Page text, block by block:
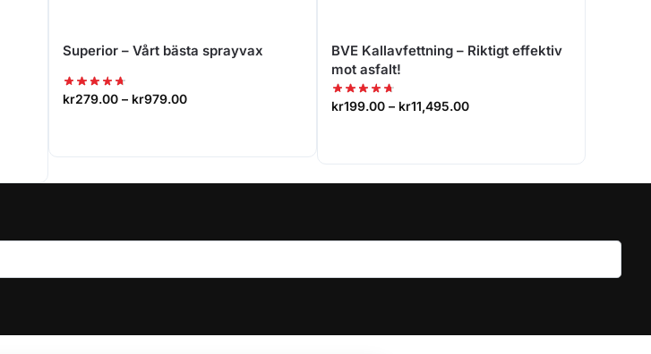
Superior – Vårt bästa sprayvax
kr279.00 – kr979.00
BVE Kallavfettning – Riktigt effektiv
mot asfalt!
kr199.00 – kr11,495.00